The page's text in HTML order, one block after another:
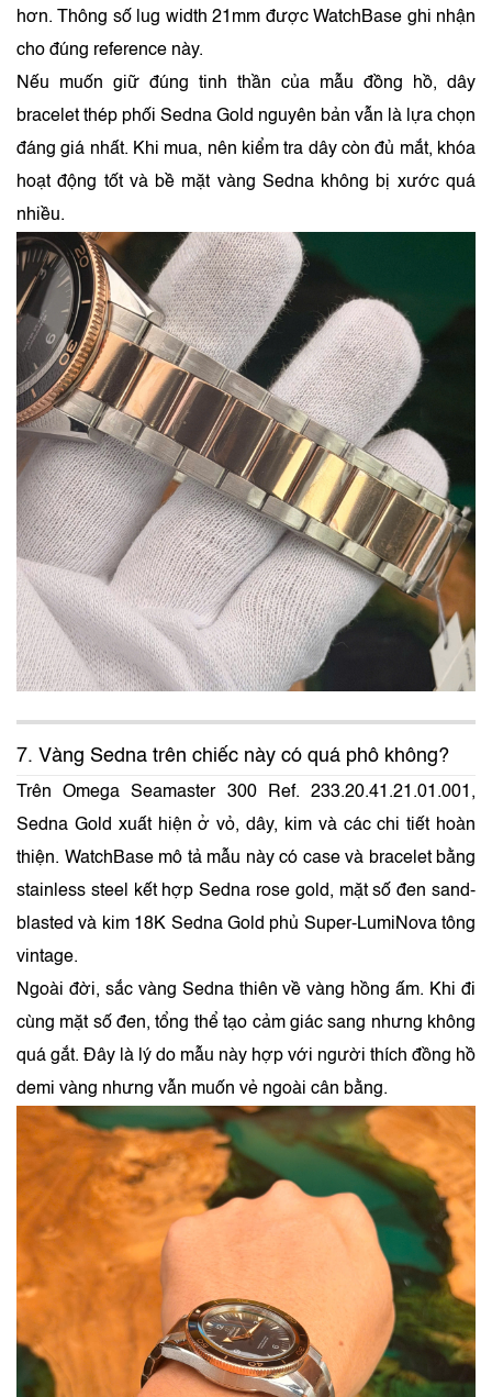
hơn. Thông số lug width 21mm được WatchBase ghi nhận
cho đúng reference này.
Nếu muốn giữ đúng tinh thần của mẫu đồng hồ, dây
bracelet thép phối Sedna Gold nguyên bản vẫn là lựa chọn
đáng giá nhất. Khi mua, nên kiểm tra dây còn đủ mắt, khóa
hoạt động tốt và bề mặt vàng Sedna không bị xước quá
nhiều.
7. Vàng Sedna trên chiếc này có quá phô không?
Trên Omega Seamaster 300 Ref. 233.20.41.21.01.001,
Sedna Gold xuất hiện ở vỏ, dây, kim và các chi tiết hoàn
thiện. WatchBase mô tả mẫu này có case và bracelet bằng
stainless steel kết hợp Sedna rose gold, mặt số đen sand-
blasted và kim 18K Sedna Gold phủ Super-LumiNova tông
vintage.
Ngoài đời, sắc vàng Sedna thiên về vàng hồng ấm. Khi đi
cùng mặt số đen, tổng thể tạo cảm giác sang nhưng không
quá gắt. Đây là lý do mẫu này hợp với người thích đồng hồ
demi vàng nhưng vẫn muốn vẻ ngoài cân bằng.